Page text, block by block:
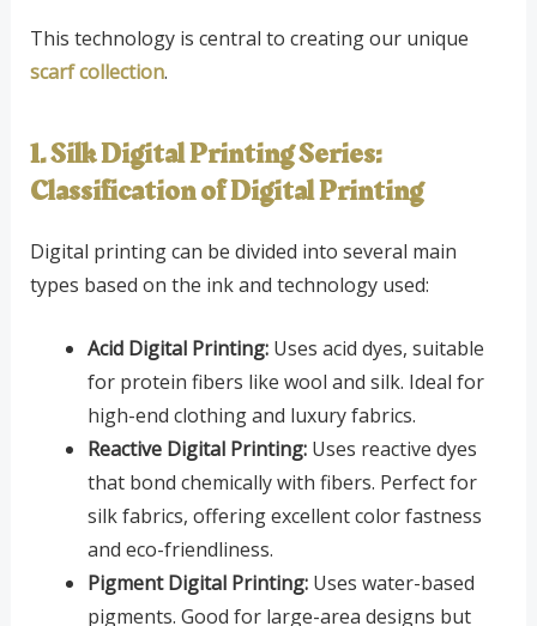
This technology is central to creating our unique
scarf collection.
1. Silk Digital Printing Series:
Classification of Digital Printing
Digital printing can be divided into several main
types based on the ink and technology used:
Acid Digital Printing:Uses acid dyes, suitable
for protein fibers like wool and silk. Ideal for
high-end clothing and luxury fabrics.
Reactive Digital Printing:Uses reactive dyes
that bond chemically with fibers. Perfect for
silk fabrics, offering excellent color fastness
and eco-friendliness.
Pigment Digital Printing:Uses water-based
pigments. Good for large-area designs but